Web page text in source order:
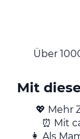
Über
Mit
💖 Mehr
⏰ Mit
👩 Als